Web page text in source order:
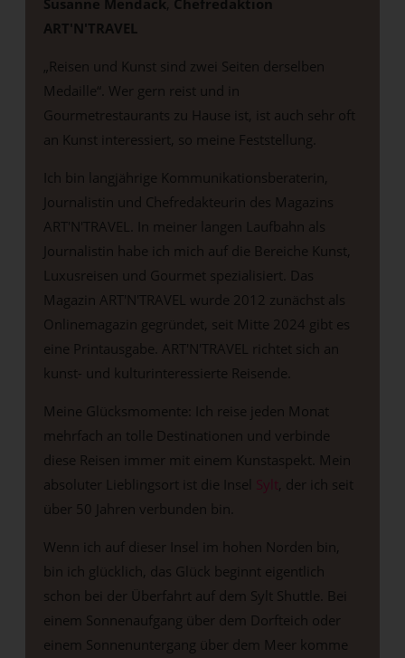
ART'N'TRAVEL
„Reisen und Kunst sind zwei Seiten derselben
Medaille“. Wer gern reist und in
Gourmetrestaurants zu Hause ist, ist auch sehr oft
an Kunst interessiert, so meine Feststellung.
Ich bin langjährige Kommunikationsberaterin,
Journalistin und Chefredakteurin des Magazins
ART'N'TRAVEL. In meiner langen Laufbahn als
Journalistin habe ich mich auf die Bereiche Kunst,
Luxusreisen und Gourmet spezialisiert. Das
Magazin ART'N'TRAVEL wurde 2012 zunächst als
Onlinemagazin gegründet, seit Mitte 2024 gibt es
eine Printausgabe. ART'N'TRAVEL richtet sich an
kunst- und kulturinteressierte Reisende.
Meine Glücksmomente: Ich reise jeden Monat
mehrfach an tolle Destinationen und verbinde
diese Reisen immer mit einem Kunstaspekt. Mein
absoluter Lieblingsort ist die Insel Sylt , der ich seit
über 50 Jahren verbunden bin.
Wenn ich auf dieser Insel im hohen Norden bin,
bin ich glücklich, das Glück beginnt eigentlich
schon bei der Überfahrt auf dem Sylt Shuttle. Bei
einem Sonnenaufgang über dem Dorfteich oder
einem Sonnenuntergang über dem Meer komme